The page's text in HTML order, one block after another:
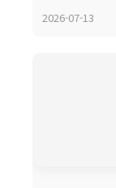
2026-07-13